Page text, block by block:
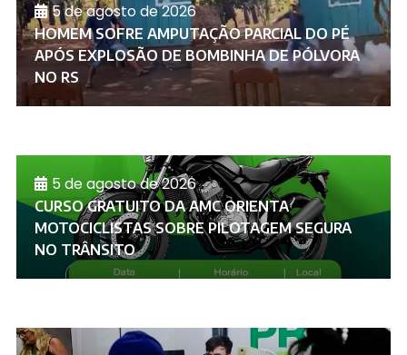
5 de agosto de 2026
HOMEM SOFRE AMPUTAÇÃO PARCIAL DO PÉ
APÓS EXPLOSÃO DE BOMBINHA DE PÓLVORA
NO RS
5 de agosto de 2026
CURSO GRATUITO DA AMC ORIENTA
MOTOCICLISTAS SOBRE PILOTAGEM SEGURA
NO TRÂNSITO